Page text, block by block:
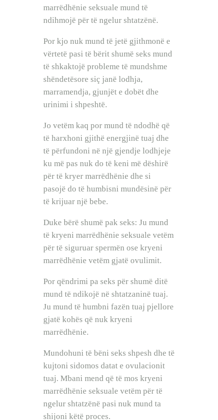
marrëdhënie seksuale mund të
ndihmojë për të ngelur shtatzënë.
Por kjo nuk mund të jetë gjithmonë e
vërtetë pasi të bërit shumë seks mund
të shkaktojë probleme të mundshme
shëndetësore siç janë lodhja,
marramendja, gjunjët e dobët dhe
urinimi i shpeshtë.
Jo vetëm kaq por mund të ndodhë që
të harxhoni gjithë energjinë tuaj dhe
të përfundoni në një gjendje lodhjeje
ku më pas nuk do të keni më dëshirë
për të kryer marrëdhënie dhe si
pasojë do të humbisni mundësinë për
të krijuar një bebe.
Duke bërë shumë pak seks: Ju mund
të kryeni marrëdhënie seksuale vetëm
për të siguruar spermën ose kryeni
marrëdhënie vetëm gjatë ovulimit.
Por qëndrimi pa seks për shumë ditë
mund të ndikojë në shtatzaninë tuaj.
Ju mund të humbni fazën tuaj pjellore
gjatë kohës që nuk kryeni
marrëdhënie.
Mundohuni të bëni seks shpesh dhe të
kujtoni sidomos datat e ovulacionit
tuaj. Mbani mend që të mos kryeni
marrëdhënie seksuale vetëm për të
ngelur shtatzënë pasi nuk mund ta
shijoni këtë proces.